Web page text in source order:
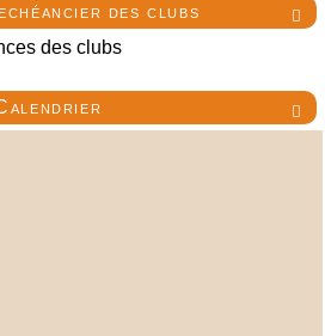

des clubs
des clubs
